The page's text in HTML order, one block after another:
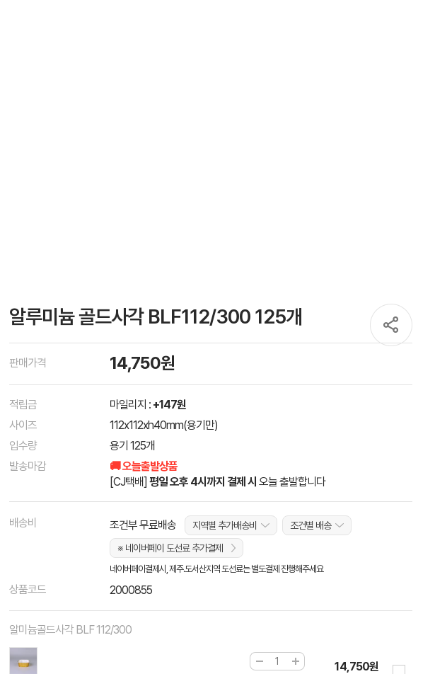
알루미늄 골드사각 BLF112/300 125개
판매가격 14,750원
적립금 마일리지 : +147원
사이즈
112x112xh40mm(용기만)
입수량
용기 125개
발송마감
🚚 오늘출발상품
[CJ택배] 평일 오후 4시까지 결제 시 오늘 출발합니다
배송비 조건부 무료배송 지역별 추가배송비
조건별 배송
※ 네이버페이 도선료 추가결제
네이버페이결제시, 제주.도서산지역 도선료는 별도결제 진행해주세요
상품코드 2000855
알미늄골드사각 BLF 112/300
14,750원